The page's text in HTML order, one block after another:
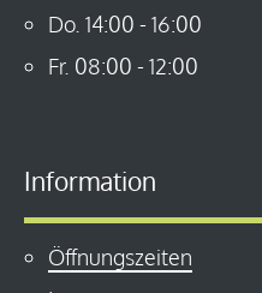
Do. 14:00 - 16:00
Fr. 08:00 - 12:00
Information
Öffnungszeiten